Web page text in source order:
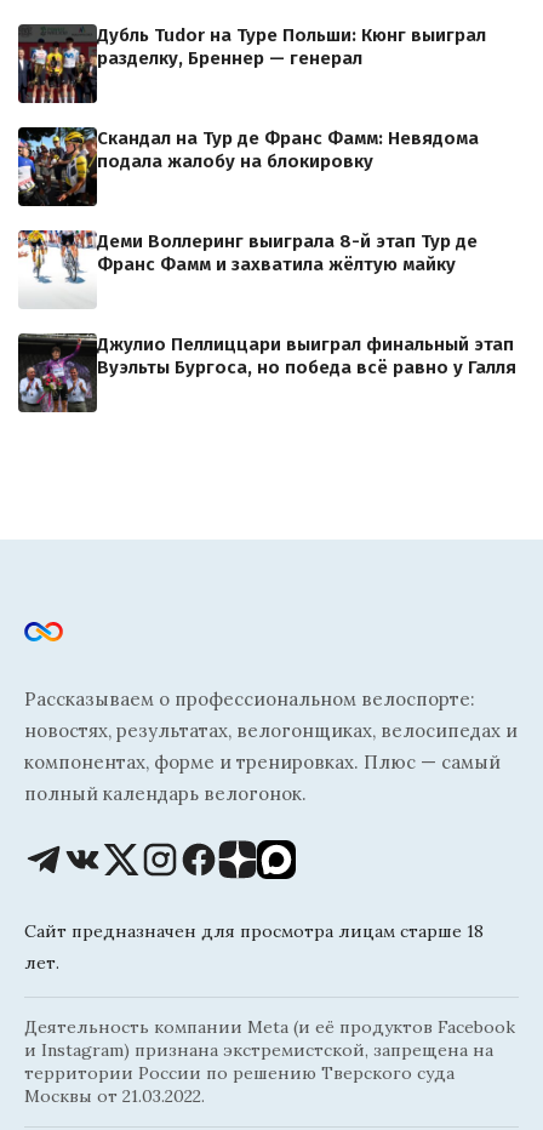
Дубль Tudor на Туре Польши: Кюнг выиграл
разделку, Бреннер — генерал
Скандал на Тур де Франс Фамм: Невядома
подала жалобу на блокировку
Деми Воллеринг выиграла 8-й этап Тур де
Франс Фамм и захватила жёлтую майку
Джулио Пеллиццари выиграл финальный этап
Вуэльты Бургоса, но победа всё равно у Галля
Рассказываем о профессиональном велоспорте:
новостях, результатах, велогонщиках, велосипедах и
компонентах, форме и тренировках. Плюс — самый
полный календарь велогонок.
Сайт предназначен для просмотра лицам старше 18
лет.
Деятельность компании Meta (и её продуктов Facebook
и Instagram) признана экстремистской, запрещена на
территории России по решению Тверского суда
Москвы от 21.03.2022.